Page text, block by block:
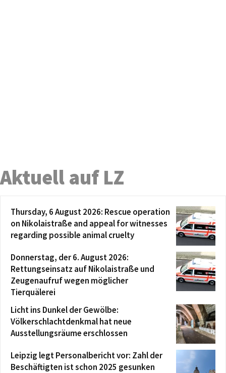
Aktuell auf LZ
Thursday, 6 August 2026: Rescue operation
on Nikolaistraße and appeal for witnesses
regarding possible animal cruelty
Donnerstag, der 6. August 2026:
Rettungseinsatz auf Nikolaistraße und
Zeugenaufruf wegen möglicher
Tierquälerei
Licht ins Dunkel der Gewölbe:
Völkerschlachtdenkmal hat neue
Ausstellungsräume erschlossen
Leipzig legt Personalbericht vor: Zahl der
Beschäftigten ist schon 2025 gesunken